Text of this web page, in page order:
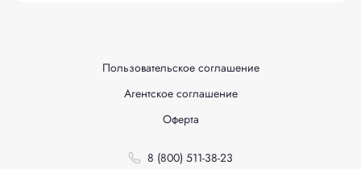
Пользовательское соглашение
Агентское соглашение
Оферта
8 (800) 511-38-23